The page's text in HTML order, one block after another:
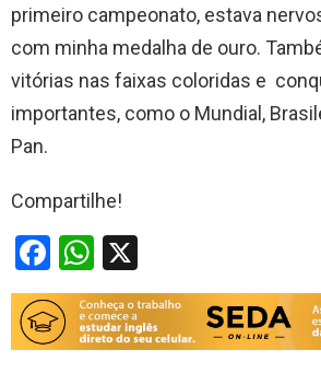
primeiro campeonato, estava
com minha medalha de ouro.
vitórias nas faixas coloridas e
importantes, como o Mundial,
Pan.
Compartilhe!
F
a
ce
b
W
h
at
s